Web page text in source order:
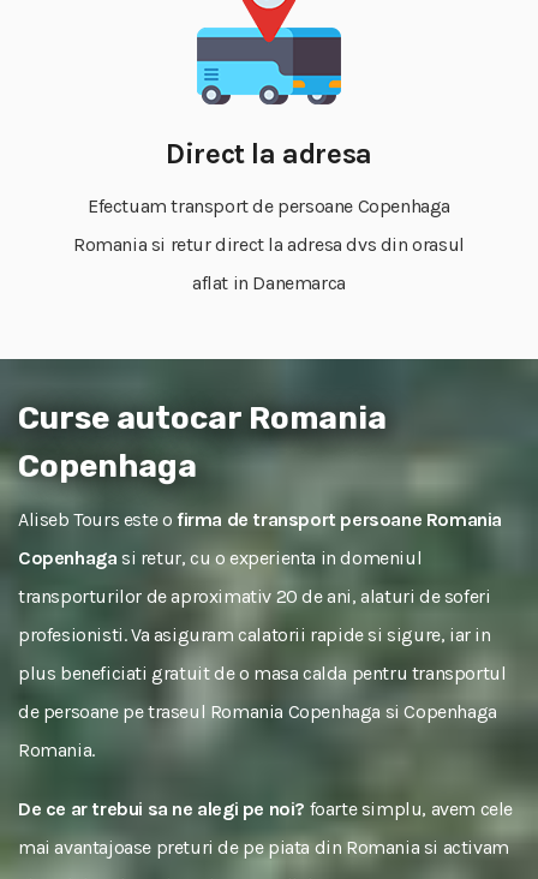
Direct la adresa
Efectuam transport de persoane Copenhaga
Romania si retur direct la adresa dvs din orasul
aflat in Danemarca
Curse autocar Romania
Copenhaga
Aliseb Tours este o firma de transport persoane Romania
Copenhaga si retur, cu o experienta in domeniul
transporturilor de aproximativ 20 de ani, alaturi de soferi
profesionisti. Va asiguram calatorii rapide si sigure, iar in
plus beneficiati gratuit de o masa calda pentru transportul
de persoane pe traseul Romania Copenhaga si Copenhaga
Romania.
De ce ar trebui sa ne alegi pe noi? foarte simplu, avem cele
mai avantajoase preturi de pe piata din Romania si activam